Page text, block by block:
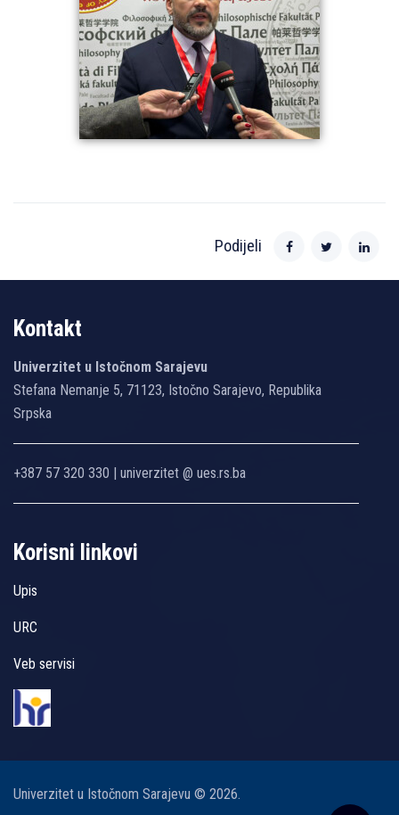
Podijeli
Kontakt
Univerzitet u Istočnom Sarajevu
Stefana Nemanje 5, 71123, Istočno Sarajevo, Republika
Srpska
+387 57 320 330 | univerzitet @ ues.rs.ba
Korisni linkovi
Upis
URC
Veb servisi
Univerzitet u Istočnom Sarajevu © 2026.